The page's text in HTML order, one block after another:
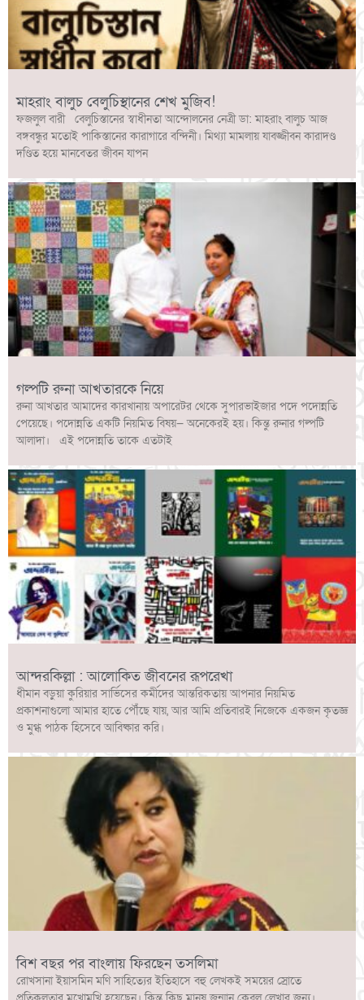
মাহরাং বালুচ বেলুচিস্থানের শেখ মুজিব!
ফজলুল বারী বেলুচিস্তানের স্বাধীনতা আন্দোলনের নেত্রী ডা: মাহরাং বালুচ আজ
বঙ্গবন্ধুর মতোই পাকিস্তানের কারাগারে বন্দিনী। মিথ্যা মামলায় যাবজ্জীবন কারাদণ্ড
দণ্ডিত হয়ে মানবেতর জীবন যাপন
গল্পটি রুনা আখতারকে নিয়ে
রুনা আখতার আমাদের কারখানায় অপারেটর থেকে সুপারভাইজার পদে পদোন্নতি
পেয়েছে। পদোন্নতি একটি নিয়মিত বিষয়— অনেকেরই হয়। কিন্তু রুনার গল্পটি
আলাদা। এই পদোন্নতি তাকে এতটাই
আন্দরকিল্লা : আলোকিত জীবনের রূপরেখা
ধীমান বড়ুয়া কুরিয়ার সার্ভিসের কর্মীদের আন্তরিকতায় আপনার নিয়মিত
প্রকাশনাগুলো আমার হাতে পৌঁছে যায়, আর আমি প্রতিবারই নিজেকে একজন কৃতজ্ঞ
ও মুগ্ধ পাঠক হিসেবে আবিষ্কার করি।
বিশ বছর পর বাংলায় ফিরছেন তসলিমা
রোখসানা ইয়াসমিন মণি সাহিত্যের ইতিহাসে বহু লেখকই সময়ের স্রোতে